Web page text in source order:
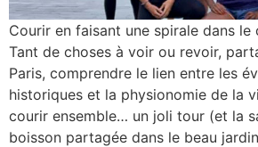
Courir en faisant une spirale dans le
Tant de choses à voir ou revoir,
Paris, comprendre le lien entre les
historiques et la physionomie de la
courir ensemble… un joli tour (et la
boisson partagée dans le beau